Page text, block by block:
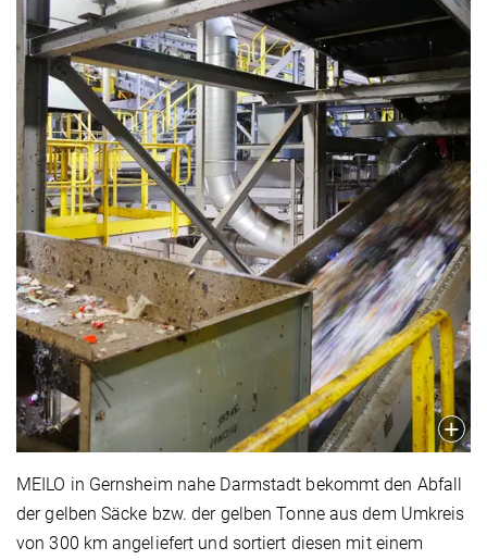
MEILO in Gernsheim nahe Darmstadt bekommt den Abfall
der gelben Säcke bzw. der gelben Tonne aus dem Umkreis
von 300 km angeliefert und sortiert diesen mit einem